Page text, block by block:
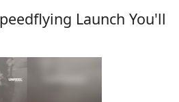
Launch You'll